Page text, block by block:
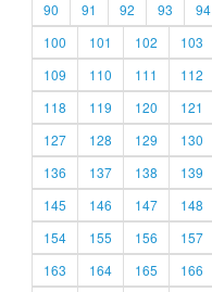
90
91 92 93 94
100
101 102 103
109
110 111 112
118
119 120 121
127
128 129 130
136
137 138 139
145
146 147 148
154
155 156 157
163
164 165 166